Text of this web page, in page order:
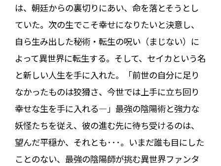
は、朝廷からの裏切りにあい、命を落とそうとし
ていた。次の生でこそ幸せになりたいと決意し、
自ら生み出した秘術・転生の呪い（まじない）に
よって異世界に転生する。そして、セイカという名
と新しい人生を手に入れた。「前世の自分に足り
なかったものは狡猾さ、今世では上手に立ち回り
幸せな生を手に入れる――――」最強の陰陽術と強力な
妖怪たちを従え、彼の進む先に待ち受けるのは、
望んだ平穏か、それとも･･･。いまだ誰も目にした
ことのない、最強の陰陽師が挑む異世界ファンタ